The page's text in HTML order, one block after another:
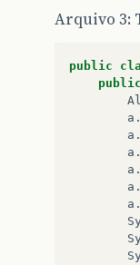
Arquivo 3:
public
public
a .
a .
a .
a .
a .
a .